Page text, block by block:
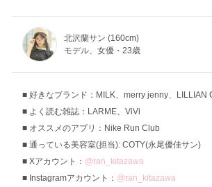
北沢蘭サン (160cm)
モデル、女優・23歳
好きなブランド：MILK、merry jenny、LILLIAN
よく読む雑誌：LARME、ViVi
オススメのアプリ：Nike Run Club
通っている美容室(担当): COTY(永尾優佳サン)
Xアカウント： @ran_kitazawa
Instagramアカウント： @ran_kitazawa